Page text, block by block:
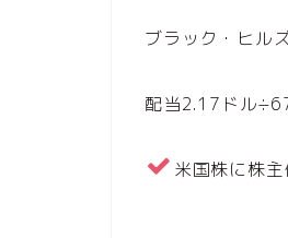
ブラック・ヒル
配当2.17ドル
米国株に株主